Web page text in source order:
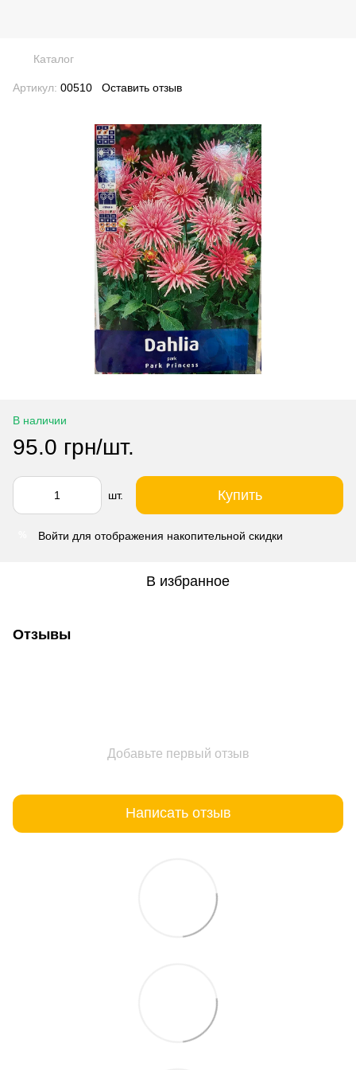
Каталог
Артикул: 00510 Оставить отзыв
В наличии
95.0 грн/шт.
шт. Купить
Войти для отображения накопительной скидки
В избранное
Отзывы
Добавьте первый отзыв
Написать отзыв